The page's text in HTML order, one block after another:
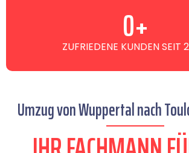
ZUFRIEDENE KUNDEN SEIT
0+
Umzug von Wuppertal nach